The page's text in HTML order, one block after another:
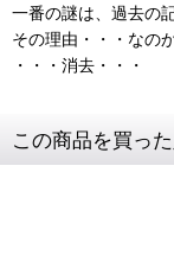
一番の謎は、過去の
その理由・・・なの
・・・消去・・・
この商品を買っ